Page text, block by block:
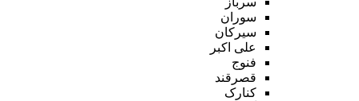
سوران
سیرکان
علی اکبر
فنوج
قصرقند
کنارک